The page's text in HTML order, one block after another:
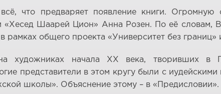
что предваряет появление книги. Огромную
«Хесед Шаарей Цион» Анна Розен. По её словам,
общего проекта «Университет без
на художниках начала ХХ века, творивших
представители в этом кругу были с
школы». Объяснение этому – в «Предисловии».